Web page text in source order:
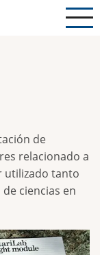
de
relacionado a
utilizado tanto
ciencias en